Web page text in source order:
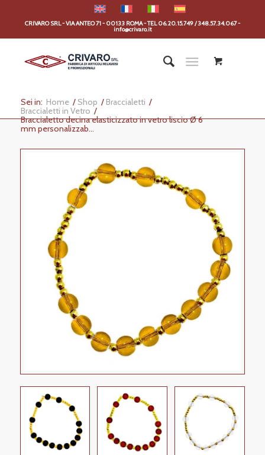
CRIVARO SRL - VIA ANTEO 71 - 00133 ROMA - TEL 06.20.15.749 / 348.57.34.067 -
info@crivaro.it
Sei in: Home / Shop / Braccialetti /
Braccialetti in Vetro /
Braccialetto decina elasticizzato in vetro liscio Ø 6
mm personalizzab...